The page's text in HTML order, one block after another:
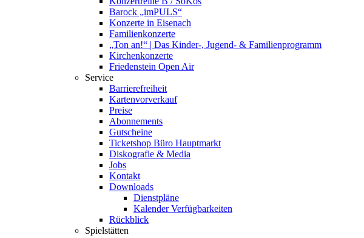
Barock „imPULS“
Konzerte in Eisenach
Familienkonzerte
„Ton an!“ | Das Kinder-, Jugend- & Familienprogramm
Kirchenkonzerte
Friedenstein Open Air
Service
Barrierefreiheit
Kartenvorverkauf
Preise
Abonnements
Gutscheine
Ticketshop Büro Hauptmarkt
Diskografie & Media
Jobs
Kontakt
Downloads
Dienstpläne
Kalender Verfügbarkeiten
Rückblick
Spielstätten